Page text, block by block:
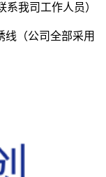
我司工作人员）
线（公司全部采用